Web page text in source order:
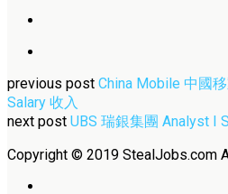
previous post China Mobile 中國
Salary 收入
next post UBS 瑞銀集團 Analyst I
Copyright © 2019 StealJobs.com